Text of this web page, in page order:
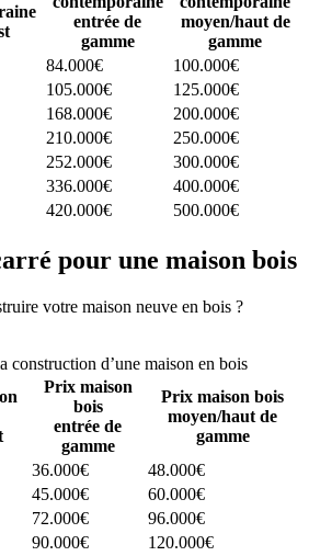
entrée de
gamme
moyen/haut de
gamme
84.000€
100.000€
105.000€
125.000€
168.000€
200.000€
210.000€
250.000€
252.000€
300.000€
336.000€
400.000€
420.000€ 500.000€
pour une maison bois
votre maison neuve en bois ?
construction d’une maison en bois
Prix maison
bois
entrée de
gamme
Prix maison bois
moyen/haut de
gamme
36.000€
48.000€
45.000€
60.000€
72.000€
96.000€
90.000€
120.000€